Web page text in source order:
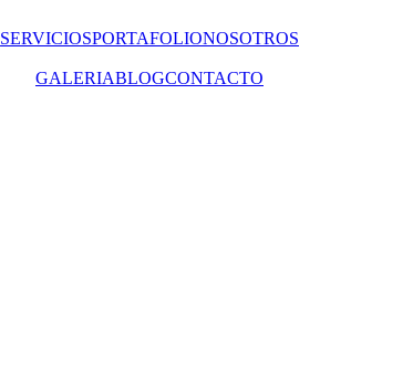
SERVICIOSPORTAFOLIONOSOTROS
GALERIABLOGCONTACTO